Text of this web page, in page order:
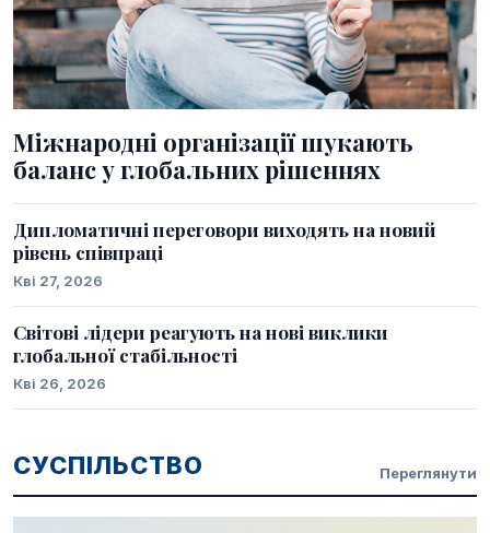
Міжнародні організації шукають
баланс у глобальних рішеннях
Дипломатичні переговори виходять на новий
рівень співпраці
Кві 27, 2026
Світові лідери реагують на нові виклики
глобальної стабільності
Кві 26, 2026
СУСПІЛЬСТВО Переглянути